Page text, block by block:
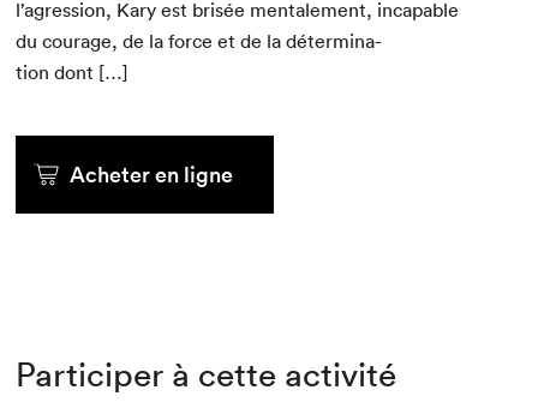
l’agression, Kary est brisée men­tale­ment, inca­pable
du courage, de la force et de la déter­mi­na­
tion dont […]
Acheter en ligne
Participer à cette activité